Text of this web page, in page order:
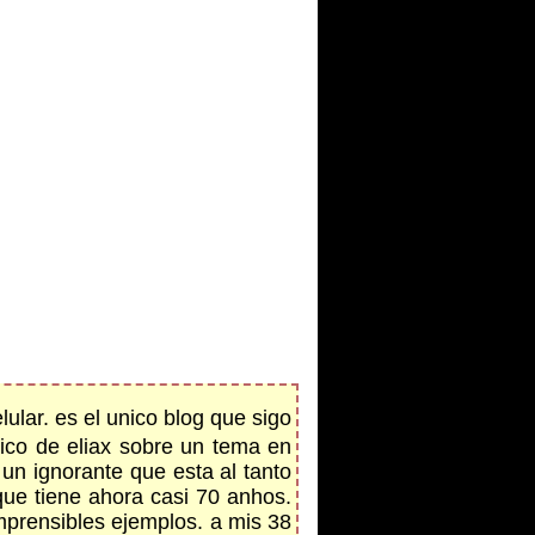
es el unico blog que sigo
de eliax sobre un tema en
ignorante que esta al tanto
tiene ahora casi 70 anhos.
ejemplos. a mis 38